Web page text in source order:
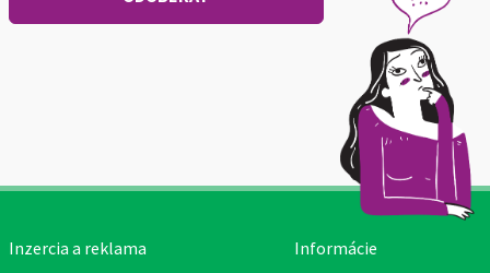
Inzercia a reklama Informácie